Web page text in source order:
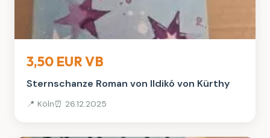
3,50 EUR VB
Sternschanze Roman von Ildikó von Kürthy
📍 Köln⏰ 26.12.2025